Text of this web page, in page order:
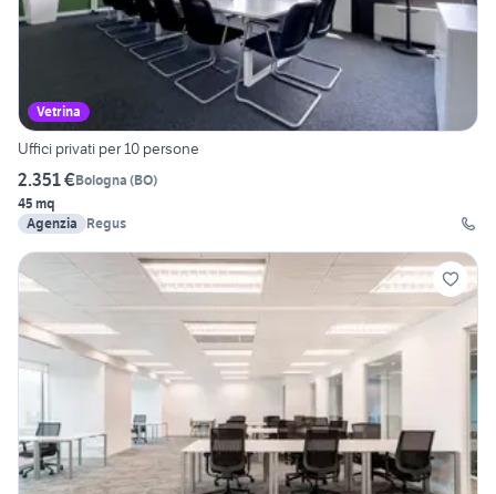
Vetrina
Uffici privati per 10 persone
2.351 €Bologna (BO)
45 mq
Agenzia
Regus